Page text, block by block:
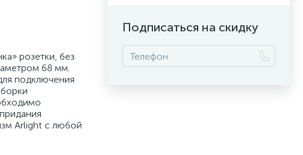
розетки, без
68 мм.
подключения
Arlight с любой
Подписаться на скидку